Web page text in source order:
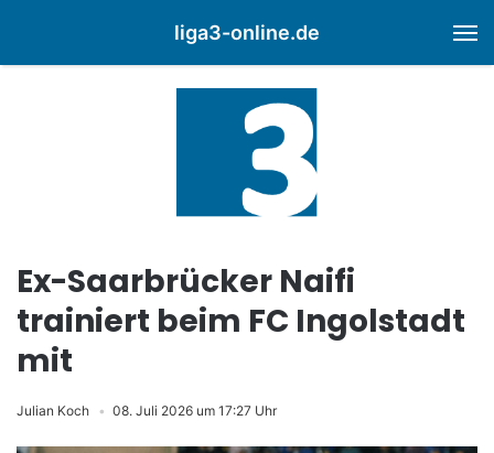
liga3-online.de
Ex-Saarbrücker Naifi
trainiert beim FC Ingolstadt
mit
Julian Koch 08. Juli 2026 um 17:27 Uhr